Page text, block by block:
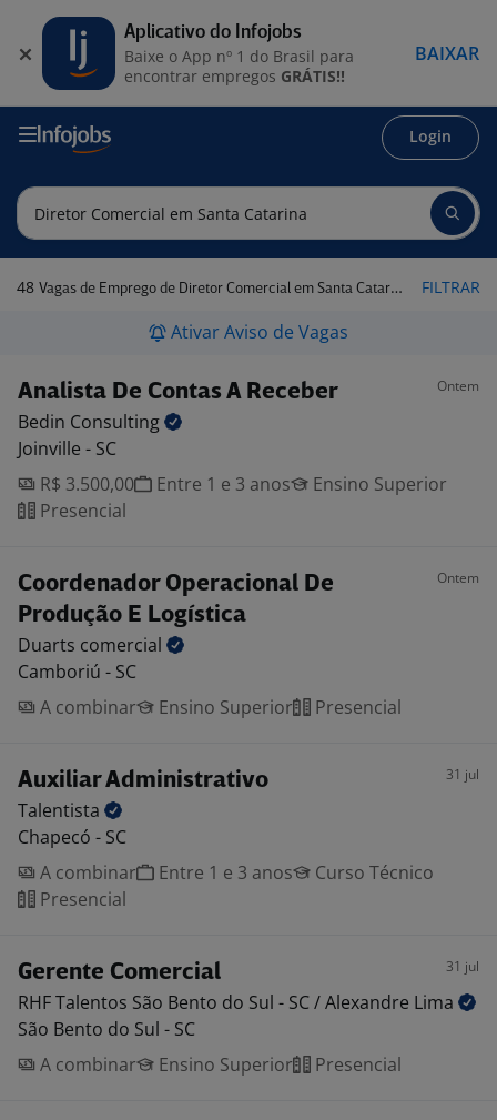
Login
48 Vagas de Emprego de Diretor Comercial em Santa Catarina FILTRAR
Ativar Aviso de Vagas
Analista De Contas A Receber Ontem
Bedin Consulting
Joinville - SC
R$ 3.500,00
Entre 1 e 3 anos
Ensino Superior
Presencial
Coordenador Operacional De
Produção E Logística
Ontem
Duarts comercial
Camboriú - SC
A combinar
Ensino Superior Presencial
Auxiliar Administrativo 31 jul
Talentista
Chapecó - SC
A combinar
Entre 1 e 3 anos
Curso Técnico
Presencial
Gerente Comercial 31 jul
RHF Talentos São Bento do Sul - SC / Alexandre Lima
São Bento do Sul - SC
A combinar
Ensino Superior Presencial
Aplicativo do Infojobs
Baixe o App nº 1 do Brasil para
encontrar empregos GRÁTIS!!
BAIXAR